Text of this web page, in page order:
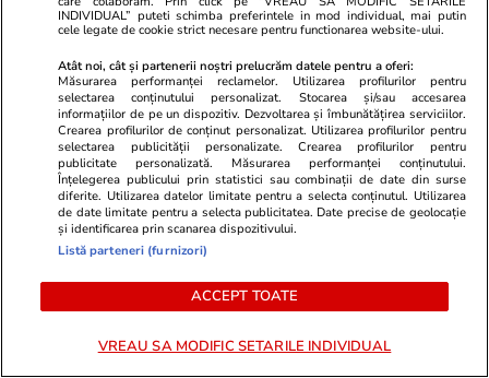
Advertorial
Smart is the new chic: Cum ne
ajută tehnologia să ne reinventăm
Advertorial
Înscrie-te
voucher de
PARTENERI
INDIVIDUAL” puteti schimba preferintele in mod individual, mai putin
cele legate de cookie strict necesare pentru functionarea website-ului.
Atât noi, cât și partenerii noștri prelucrăm datele pentru a oferi:
Măsurarea performanței reclamelor. Utilizarea profilurilor pentru
selectarea conținutului personalizat. Stocarea și/sau accesarea
informațiilor de pe un dispozitiv. Dezvoltarea și îmbunătățirea serviciilor.
Crearea profilurilor de conținut personalizat. Utilizarea profilurilor pentru
selectarea publicității personalizate. Crearea profilurilor pentru
publicitate personalizată. Măsurarea performanței conținutului.
Înțelegerea publicului prin statistici sau combinații de date din surse
diferite. Utilizarea datelor limitate pentru a selecta conținutul. Utilizarea
de date limitate pentru a selecta publicitatea. Date precise de geolocație
și identificarea prin scanarea dispozitivului.
Listă parteneri (furnizori)
ACCEPT TOATE
VREAU SA MODIFIC SETARILE INDIVIDUAL